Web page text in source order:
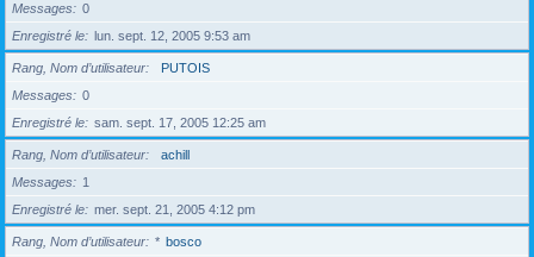
Messages
0
Enregistré le
lun. sept. 12, 2005 9:53 am
Rang, Nom d’utilisateur
PUTOIS
Messages
0
Enregistré le
sam. sept. 17, 2005 12:25 am
Rang, Nom d’utilisateur
achill
Messages
1
Enregistré le
mer. sept. 21, 2005 4:12 pm
Rang, Nom d’utilisateur * bosco